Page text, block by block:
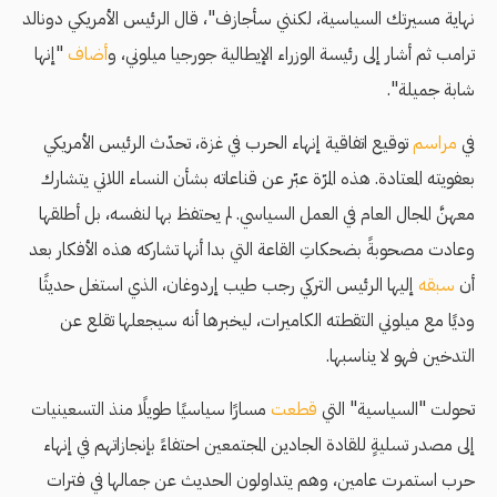
نهاية مسيرتك السياسية، لكنني سأجازف"، قال الرئيس الأمريكي دونالد
ترامب ثم أشار إلى رئيسة الوزراء الإيطالية جورجيا ميلوني، وأضاف "إنها
شابة جميلة".
في مراسمتوقيع اتفاقية إنهاء الحرب في غزة، تحدّث الرئيس الأمريكي
بعفويته المعتادة. هذه المرّة عبّر عن قناعاته بشأن النساء اللاتي يتشارك
معهنَّ المجال العام في العمل السياسي. لم يحتفظ بها لنفسه، بل أطلقها
وعادت مصحوبةً بضحكاتِ القاعة التي بدا أنها تشاركه هذه الأفكار بعد
أن سبقه إليها الرئيس التركي رجب طيب إردوغان، الذي استغل حديثًا
وديًا مع ميلوني التقطته الكاميرات، ليخبرها أنه سيجعلها تقلع عن
التدخين فهو لا يناسبها.
تحولت "السياسية" التي قطعت مسارًا سياسيًا طويلًا منذ التسعينيات
إلى مصدر تسليةٍ للقادة الجادين المجتمعين احتفاءً بإنجازاتهم في إنهاء
حرب استمرت عامين، وهم يتداولون الحديث عن جمالها في فترات